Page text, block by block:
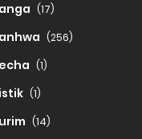
(17)
(256)
(1)
(1)
(14)